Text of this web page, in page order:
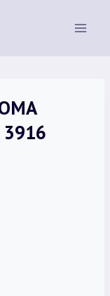
3916